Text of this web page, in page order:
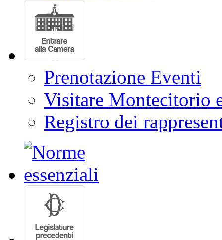
Prenotazione Eventi
Visitare Montecitorio
Registro dei